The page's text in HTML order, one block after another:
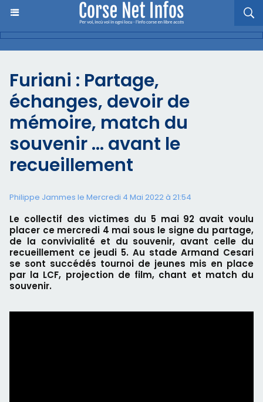
Furiani : Partage,
échanges, devoir de
mémoire, match du
souvenir … avant le
recueillement
Philippe Jammes le Mercredi 4 Mai 2022 à 21:54
Le collectif des victimes du 5 mai 92 avait voulu
placer ce mercredi 4 mai sous le signe du partage,
de la convivialité et du souvenir, avant celle du
recueillement ce jeudi 5. Au stade Armand Cesari
se sont succédés tournoi de jeunes mis en place
par la LCF, projection de film, chant et match du
souvenir.